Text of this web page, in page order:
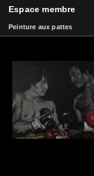
Espace membre
Peinture aux pattes
Espace membre
Peinture aux pattes
Coque de téléphone
Événements
Passer
au
principal